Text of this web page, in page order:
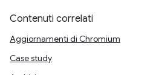
Contenuti correlati
Aggiornamenti di Chromium
Case study